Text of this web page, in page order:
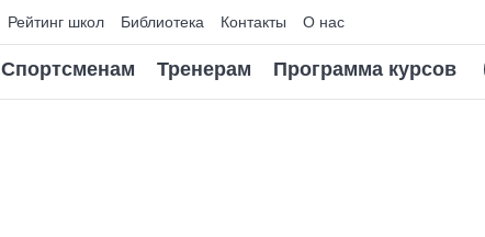
Рейтинг школ Библиотека Контакты О нас
Спортсменам Тренерам Программа курсов